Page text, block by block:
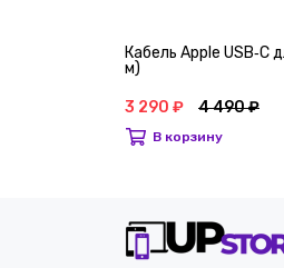
Кабель Apple USB‑C
м)
3 290 ₽ 4 490 ₽
В корзину